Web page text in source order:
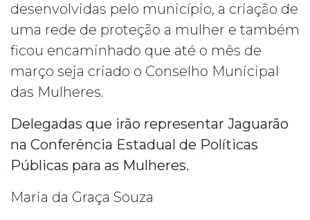
desenvolvidas pelo município, a criação de
uma rede de proteção a mulher e também
ficou encaminhado que até o mês de
março seja criado o Conselho Municipal
das Mulheres.
Delegadas que irão representar Jaguarão
na Conferência Estadual de Políticas
Públicas para as Mulheres.
Maria da Graça Souza